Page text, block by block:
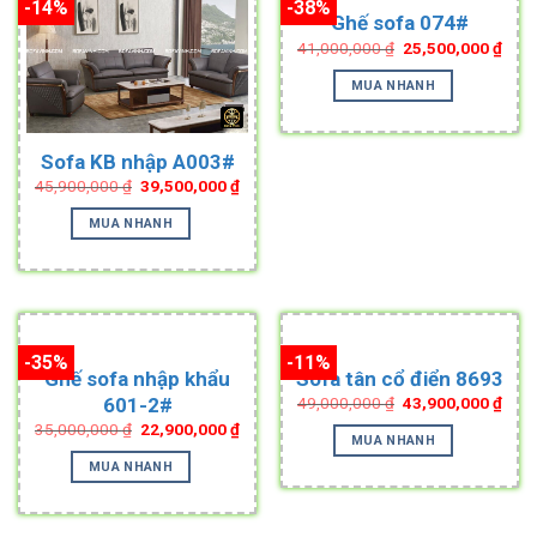
-14%
Sofa KB nhập A003#
45,900,000₫ Original
price
was:
45,900,000 ₫.
39,500,000₫Current
price
is:
39,500,000 ₫.
MUA NHANH
-38%
Ghế sofa 074#
41,000,000₫ Original
price
was:
41,000,000 ₫.
25,500,000₫
price
is:
MUA NHANH
-35%
Ghế sofa nhập khẩu
601-2#
35,000,000₫ Original
price
was:
35,000,000 ₫.
22,900,000₫Current
price
is:
22,900,000 ₫.
MUA NHANH
-11%
Sofa tân cổ điển 8693
49,000,000₫ Original
price
was:
49,000,000 ₫.
43,900,000₫
price
is:
MUA NHANH